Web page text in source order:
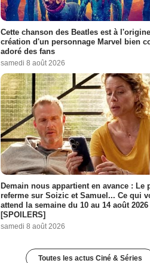
Cette chanson des Beatles est à
création d'un personnage Marvel bien
adoré des fans
samedi 8 août 2026
Demain nous appartient en avance : Le
referme sur Soizic et Samuel... Ce qui
attend la semaine du 10 au 14 août 2026
[SPOILERS]
samedi 8 août 2026
Toutes les actus Ciné & Séries